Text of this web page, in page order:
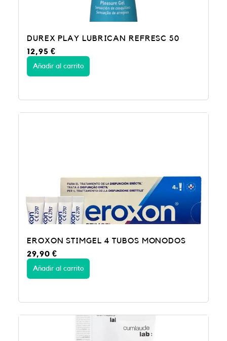
DUREX PLAY LUBRICAN REFRESC 50
12,95€
Añadir al carrito
EROXON STIMGEL 4 TUBOS MONODOS
29,90€
Añadir al carrito